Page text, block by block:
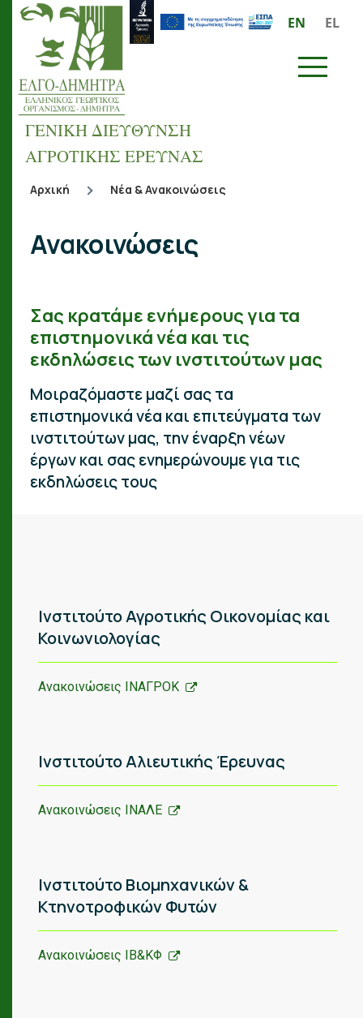
Παράκαμψη προς το κυρίως περιεχόμενο
ΓΕΝΙΚΗ ΔΙΕΥΘΥΝΣΗ
ΑΓΡΟΤΙΚΗΣ ΕΡΕΥΝΑΣ
EN EL
ΜΕΝΟΥ
Breadcrumb
Αρχική Νέα & Ανακοινώσεις
Ανακοινώσεις
Σας κρατάμε ενήμερους για τα
επιστημονικά νέα και τις
εκδηλώσεις των ινστιτούτων μας
Μοιραζόμαστε μαζί σας τα
επιστημονικά νέα και επιτεύγματα των
ινστιτούτων μας, την έναρξη νέων
έργων και σας ενημερώνουμε για τις
εκδηλώσεις τους
Ινστιτούτο Αγροτικής Οικονομίας και
Κοινωνιολογίας
Ανακοινώσεις ΙΝΑΓΡΟΚ
Ινστιτούτο Αλιευτικής Έρευνας
Ανακοινώσεις ΙΝΑΛΕ
Ινστιτούτο Βιομηχανικών &
Κτηνοτροφικών Φυτών
Ανακοινώσεις ΙΒ&ΚΦ